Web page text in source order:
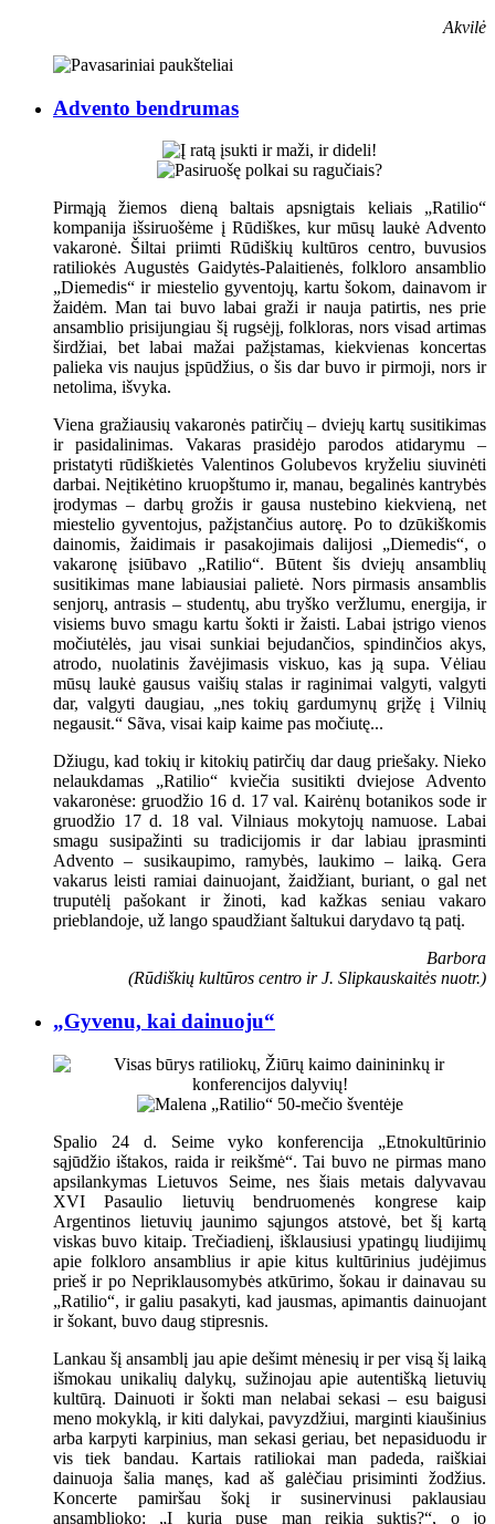
Akvilė
Advento bendrumas
Pirmąją žiemos dieną baltais apsnigtais keliais „Ratilio“
kompanija išsiruošėme į Rūdiškes, kur mūsų laukė Advento
vakaronė. Šiltai priimti Rūdiškių kultūros centro, buvusios
ratiliokės Augustės Gaidytės-Palaitienės, folkloro ansamblio
„Diemedis“ ir miestelio gyventojų, kartu šokom, dainavom ir
žaidėm. Man tai buvo labai graži ir nauja patirtis, nes prie
ansamblio prisijungiau šį rugsėjį, folkloras, nors visad artimas
širdžiai, bet labai mažai pažįstamas, kiekvienas koncertas
palieka vis naujus įspūdžius, o šis dar buvo ir pirmoji, nors ir
netolima, išvyka.
Viena gražiausių vakaronės patirčių – dviejų kartų susitikimas
ir pasidalinimas. Vakaras prasidėjo parodos atidarymu –
pristatyti rūdiškietės Valentinos Golubevos kryželiu siuvinėti
darbai. Neįtikėtino kruopštumo ir, manau, begalinės kantrybės
įrodymas – darbų grožis ir gausa nustebino kiekvieną, net
miestelio gyventojus, pažįstančius autorę. Po to dzūkiškomis
dainomis, žaidimais ir pasakojimais dalijosi „Diemedis“, o
vakaronę įsiūbavo „Ratilio“. Būtent šis dviejų ansamblių
susitikimas mane labiausiai palietė. Nors pirmasis ansamblis
senjorų, antrasis – studentų, abu tryško veržlumu, energija, ir
visiems buvo smagu kartu šokti ir žaisti. Labai įstrigo vienos
močiutėlės, jau visai sunkiai bejudančios, spindinčios akys,
atrodo, nuolatinis žavėjimasis viskuo, kas ją supa. Vėliau
mūsų laukė gausus vaišių stalas ir raginimai valgyti, valgyti
dar, valgyti daugiau, „nes tokių gardumynų grįžę į Vilnių
negausit.“ Sãva, visai kaip kaime pas močiutę...
Džiugu, kad tokių ir kitokių patirčių dar daug priešaky. Nieko
nelaukdamas „Ratilio“ kviečia susitikti dviejose Advento
vakaronėse: gruodžio 16 d. 17 val. Kairėnų botanikos sode ir
gruodžio 17 d. 18 val. Vilniaus mokytojų namuose. Labai
smagu susipažinti su tradicijomis ir dar labiau įprasminti
Advento – susikaupimo, ramybės, laukimo – laiką. Gera
vakarus leisti ramiai dainuojant, žaidžiant, buriant, o gal net
truputėlį pašokant ir žinoti, kad kažkas seniau vakaro
prieblandoje, už lango spaudžiant šaltukui darydavo tą patį.
Barbora
(Rūdiškių kultūros centro ir J. Slipkauskaitės nuotr.)
„Gyvenu, kai dainuoju“
Spalio 24 d. Seime vyko konferencija „Etnokultūrinio
sąjūdžio ištakos, raida ir reikšmė“. Tai buvo ne pirmas mano
apsilankymas Lietuvos Seime, nes šiais metais dalyvavau
XVI Pasaulio lietuvių bendruomenės kongrese kaip
Argentinos lietuvių jaunimo sąjungos atstovė, bet šį kartą
viskas buvo kitaip. Trečiadienį, išklausiusi ypatingų liudijimų
apie folkloro ansamblius ir apie kitus kultūrinius judėjimus
prieš ir po Nepriklausomybės atkūrimo, šokau ir dainavau su
„Ratilio“, ir galiu pasakyti, kad jausmas, apimantis dainuojant
ir šokant, buvo daug stipresnis.
Lankau šį ansamblį jau apie dešimt mėnesių ir per visą šį laiką
išmokau unikalių dalykų, sužinojau apie autentišką lietuvių
kultūrą. Dainuoti ir šokti man nelabai sekasi – esu baigusi
meno mokyklą, ir kiti dalykai, pavyzdžiui, marginti kiaušinius
arba karpyti karpinius, man sekasi geriau, bet nepasiduodu ir
vis tiek bandau. Kartais ratiliokai man padeda, raiškiai
dainuoja šalia manęs, kad aš galėčiau prisiminti žodžius.
Koncerte pamiršau šokį ir susinervinusi paklausiau
ansamblioko: „Į kurią pusę man reikia suktis?“, o jo